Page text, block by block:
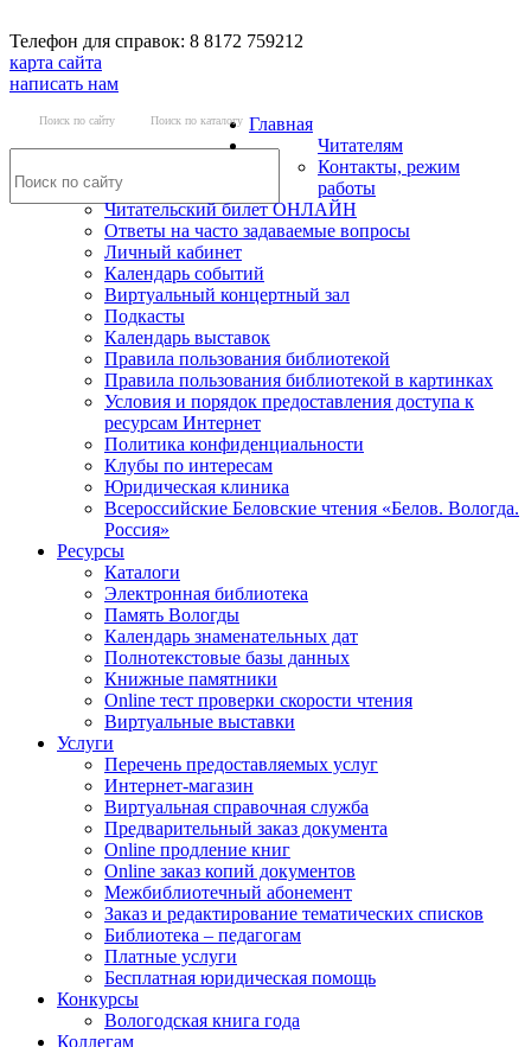
Телефон для справок: 8 8172 759212
карта сайта
написать нам
Поиск по сайту Поиск по каталогу Главная
Читателям
Контакты, режим
работы
Читательский билет ОНЛАЙН
Ответы на часто задаваемые вопросы
Личный кабинет
Календарь событий
Виртуальный концертный зал
Подкасты
Календарь выставок
Правила пользования библиотекой
Правила пользования библиотекой в картинках
Условия и порядок предоставления доступа к
ресурсам Интернет
Политика конфиденциальности
Клубы по интересам
Юридическая клиника
Всероссийские Беловские чтения «Белов. Вологда.
Россия»
Ресурсы
Каталоги
Электронная библиотека
Память Вологды
Календарь знаменательных дат
Полнотекстовые базы данных
Книжные памятники
Online тест проверки скорости чтения
Виртуальные выставки
Услуги
Перечень предоставляемых услуг
Интернет-магазин
Виртуальная справочная служба
Предварительный заказ документа
Online продление книг
Online заказ копий документов
Межбиблиотечный абонемент
Заказ и редактирование тематических списков
Библиотека – педагогам
Платные услуги
Бесплатная юридическая помощь
Конкурсы
Вологодская книга года
Коллегам